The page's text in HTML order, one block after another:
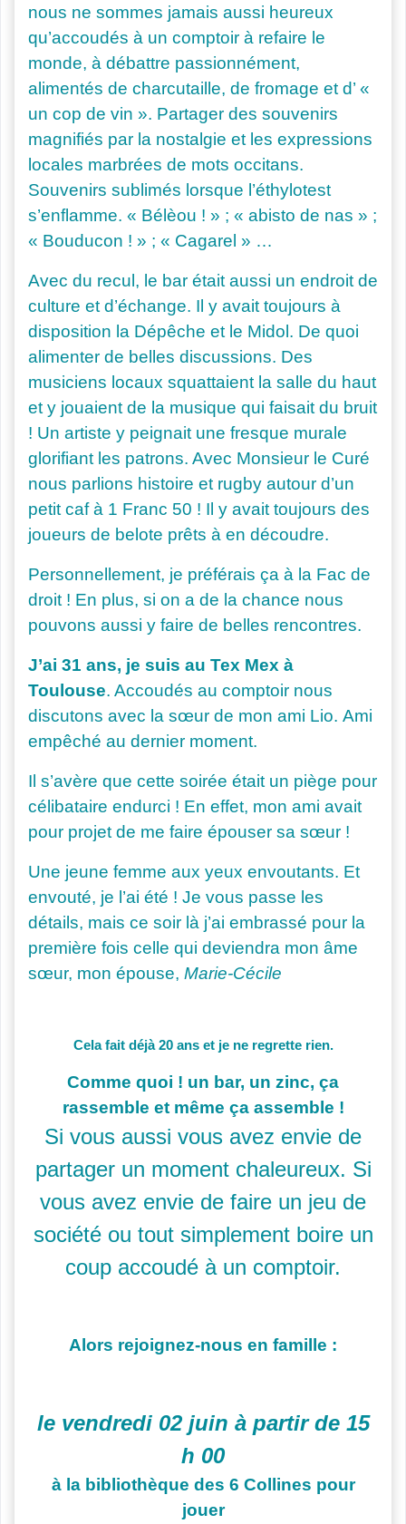
nous ne sommes jamais aussi heureux
qu’accoudés à un comptoir à refaire le
monde, à débattre passionnément,
alimentés de charcutaille, de fromage et d’ «
un cop de vin ». Partager des souvenirs
magnifiés par la nostalgie et les expressions
locales marbrées de mots occitans.
Souvenirs sublimés lorsque l’éthylotest
s’enflamme. « Bélèou ! » ; « abisto de nas » ;
« Bouducon ! » ; « Cagarel » …
Avec du recul, le bar était aussi un endroit de
culture et d’échange. Il y avait toujours à
disposition la Dépêche et le Midol. De quoi
alimenter de belles discussions. Des
musiciens locaux squattaient la salle du haut
et y jouaient de la musique qui faisait du bruit
! Un artiste y peignait une fresque murale
glorifiant les patrons. Avec Monsieur le Curé
nous parlions histoire et rugby autour d’un
petit caf à 1 Franc 50 ! Il y avait toujours des
joueurs de belote prêts à en découdre.
Personnellement, je préférais ça à la Fac de
droit ! En plus, si on a de la chance nous
pouvons aussi y faire de belles rencontres.
J’ai 31 ans, je suis au Tex Mex à
Toulouse. Accoudés au comptoir nous
discutons avec la sœur de mon ami Lio. Ami
empêché au dernier moment.
Il s’avère que cette soirée était un piège pour
célibataire endurci ! En effet, mon ami avait
pour projet de me faire épouser sa sœur !
Une jeune femme aux yeux envoutants. Et
envouté, je l’ai été ! Je vous passe les
détails, mais ce soir là j’ai embrassé pour la
première fois celle qui deviendra mon âme
sœur, mon épouse, Marie-Cécile
Cela fait déjà 20 ans et je ne regrette rien.
Comme quoi ! un bar, un zinc, ça
rassemble et même ça assemble !
Si vous aussi vous avez envie de
partager un moment chaleureux. Si
vous avez envie de faire un jeu de
société ou tout simplement boire un
coup accoudé à un comptoir.
Alors rejoignez-nous en famille :
le vendredi 02 juin à partir de 15
h 00
à la bibliothèque des 6 Collines pour
jouer